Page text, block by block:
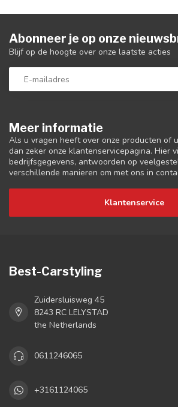
Meer informatie
Als u vragen heeft over onze producten of
dan zeker onze klantenservicepagina. Hier
bedrijfsgegevens, antwoorden op
verschillende manieren om met ons in
Klantenservice
Abonneer je op onze
Blijf op de hoogte over onze laatste acties
Best-Carstyling
Zuidersluisweg 45
8243 RC LELYSTAD
the Netherlands
0611246065
+3161124065